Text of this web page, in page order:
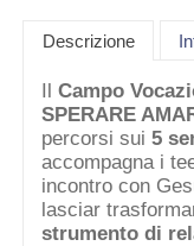
Descrizione
Il Campo
SPERARE
percorsi sui 5
accompagna i
incontro con
lasciar
strumento di